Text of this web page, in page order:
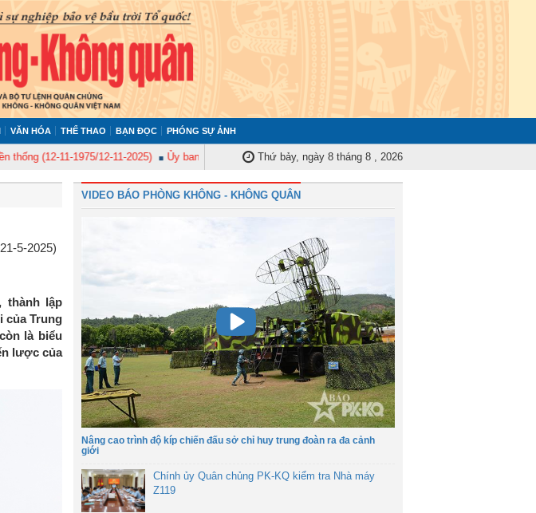
VĂN HÓA THỂ THAO BẠN ĐỌC PHÓNG SỰ ẢNH
(12-11-1975/12-11-2025) Ủy ban Kiểm tra Quân ủy Trung ương tập huấn nghiệp vụ công tác kiểm tra, giám
Thứ bảy, ngày 8 tháng 8 , 2026
5-2025)
thành lập
của Trung
là biểu
lược của
VIDEO BÁO PHÒNG KHÔNG - KHÔNG QUÂN
Nâng cao trình độ kíp chiến đấu sở chỉ huy trung đoàn ra đa cảnh
giới
Chính ủy Quân chủng PK-KQ kiểm tra Nhà máy
Z119